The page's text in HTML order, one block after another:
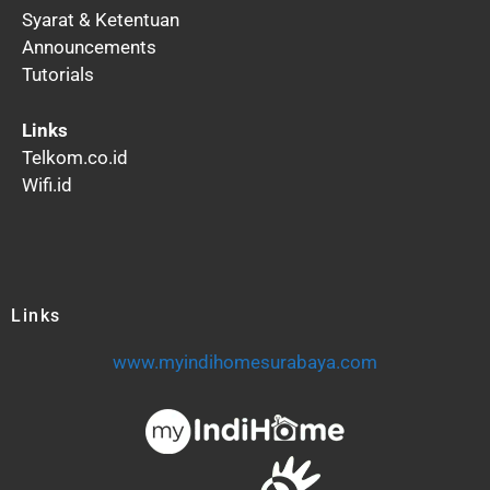
Syarat & Ketentuan
Announcements
Tutorials
Links
Telkom.co.id
Wifi.id
Links
www.myindihomesurabaya.com